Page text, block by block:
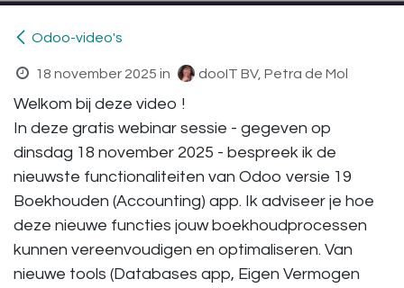
Odoo-video's
18 november 2025 in dooIT BV, Petra de Mol
Welkom bij deze video !
In deze gratis webinar sessie - gegeven op
dinsdag 18 november 2025 - bespreek ik de
nieuwste functionaliteiten van Odoo versie 19
Boekhouden (Accounting) app. Ik adviseer je hoe
deze nieuwe functies jouw boekhoudprocessen
kunnen vereenvoudigen en optimaliseren. Van
nieuwe tools (Databases app, Eigen Vermogen